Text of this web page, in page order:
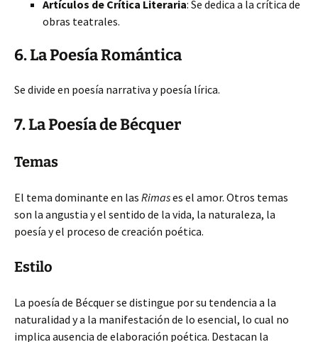
Artículos de Crítica Literaria: Se dedica a la crítica de
obras teatrales.
6. La Poesía Romántica
Se divide en poesía narrativa y poesía lírica.
7. La Poesía de Bécquer
Temas
El tema dominante en las Rimases el amor. Otros temas
son la angustia y el sentido de la vida, la naturaleza, la
poesía y el proceso de creación poética.
Estilo
La poesía de Bécquer se distingue por su tendencia a la
naturalidad y a la manifestación de lo esencial, lo cual no
implica ausencia de elaboración poética. Destacan la